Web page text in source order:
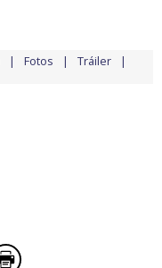
Fotos Tráiler